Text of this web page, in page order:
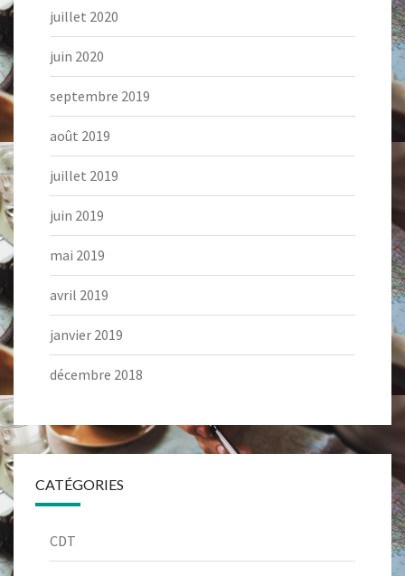
juillet 2020
juin 2020
septembre 2019
août 2019
juillet 2019
juin 2019
mai 2019
avril 2019
janvier 2019
décembre 2018
CATÉGORIES
CDT